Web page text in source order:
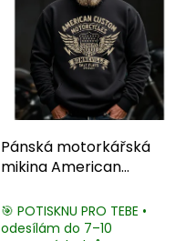
Pánská motorkářská
mikina American
🎯 POTISKNU PRO TEBE •
odesílám do 7–10